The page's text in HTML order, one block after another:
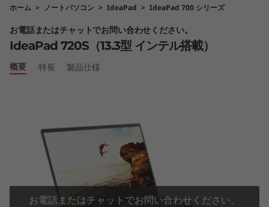
a
d
7
ホーム > ノートパソコン > IdeaPad > IdeaPad 700 シリーズ
お電話またはチャットでお問い合わせください。
IdeaPad 720S（13.3型 インテル搭載）
概要 特長 製品仕様
お電話またはチャットでお問い合わせください。